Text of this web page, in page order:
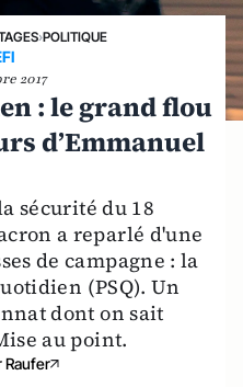
›POLITIQUE
2017
: le grand flou
d’Emmanuel
sécurité du 18
a reparlé d'une
de campagne : la
(PSQ). Un
dont on sait
au point.
Raufer